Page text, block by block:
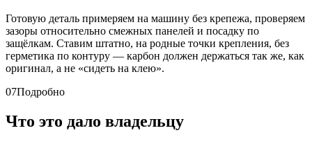
Готовую деталь примеряем на машину без крепежа, проверяем
зазоры относительно смежных панелей и посадку по
защёлкам. Ставим штатно, на родные точки крепления, без
герметика по контуру — карбон должен держаться так же, как
оригинал, а не «сидеть на клею».
07Подробно
Что это дало владельцу